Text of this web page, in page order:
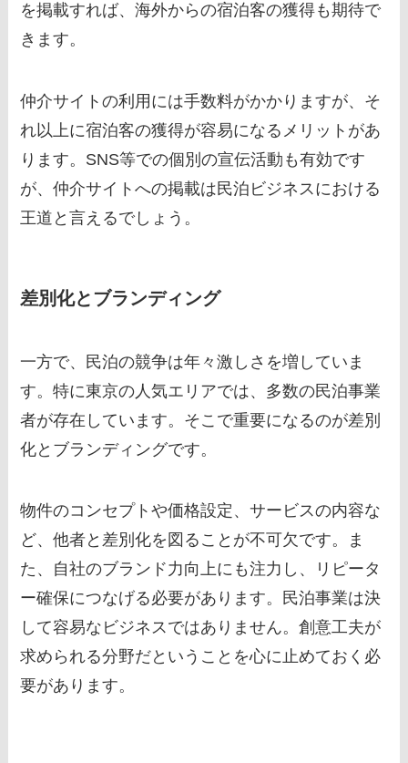
を掲載すれば、海外からの宿泊客の獲得も期待で
きます。
仲介サイトの利用には手数料がかかりますが、そ
れ以上に宿泊客の獲得が容易になるメリットがあ
ります。SNS等での個別の宣伝活動も有効です
が、仲介サイトへの掲載は民泊ビジネスにおける
王道と言えるでしょう。
差別化とブランディング
一方で、民泊の競争は年々激しさを増していま
す。特に東京の人気エリアでは、多数の民泊事業
者が存在しています。そこで重要になるのが差別
化とブランディングです。
物件のコンセプトや価格設定、サービスの内容な
ど、他者と差別化を図ることが不可欠です。ま
た、自社のブランド力向上にも注力し、リピータ
ー確保につなげる必要があります。民泊事業は決
して容易なビジネスではありません。創意工夫が
求められる分野だということを心に止めておく必
要があります。